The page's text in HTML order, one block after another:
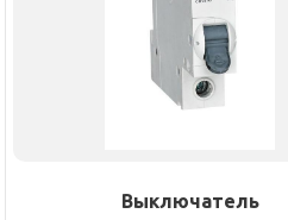
Выключатель